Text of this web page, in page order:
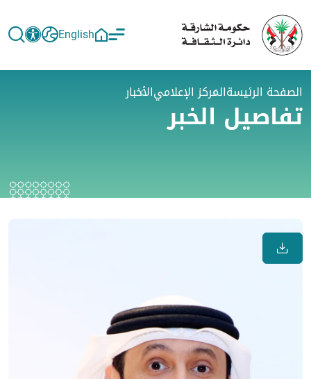
English
الصفحة الرئيسةالمركز الإعلاميالأخبار
تفاصيل الخبر